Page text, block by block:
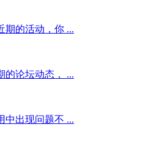
期的活动，你 ...
的论坛动态， ...
中出现问题不 ...